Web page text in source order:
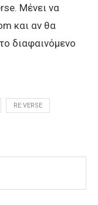
Μένει να
και αν θα
διαφαινόμενο
RE:VERSE